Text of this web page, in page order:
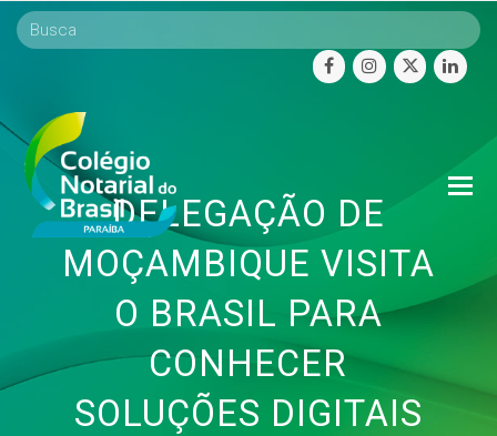
facebookinstagram
twitter
DELEGAÇÃO DE
MOÇAMBIQUE VISITA
O BRASIL PARA
CONHECER
SOLUÇÕES DIGITAIS